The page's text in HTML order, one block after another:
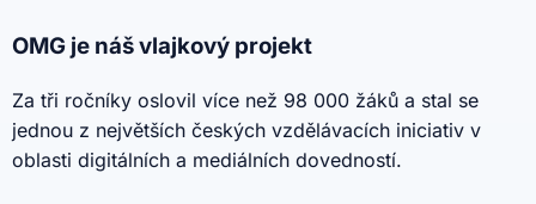
OMG je náš vlajkový projekt
Za tři ročníky oslovil více než 98 000 žáků a stal se
jednou z největších českých vzdělávacích iniciativ v
oblasti digitálních a mediálních dovedností.